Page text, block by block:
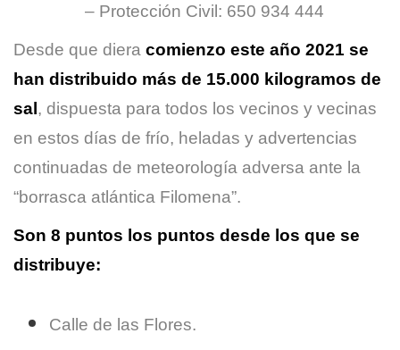
– Protección Civil: 650 934 444
Desde que diera comienzo este año 2021 se
han distribuido más de 15.000 kilogramos de
sal , dispuesta para todos los vecinos y vecinas
en estos días de frío, heladas y advertencias
continuadas de meteorología adversa ante la
“borrasca atlántica Filomena”.
Son 8 puntos los puntos desde los que se
distribuye:
Calle de las Flores.